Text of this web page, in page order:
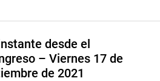
desde el
– Viernes 17 de
de 2021